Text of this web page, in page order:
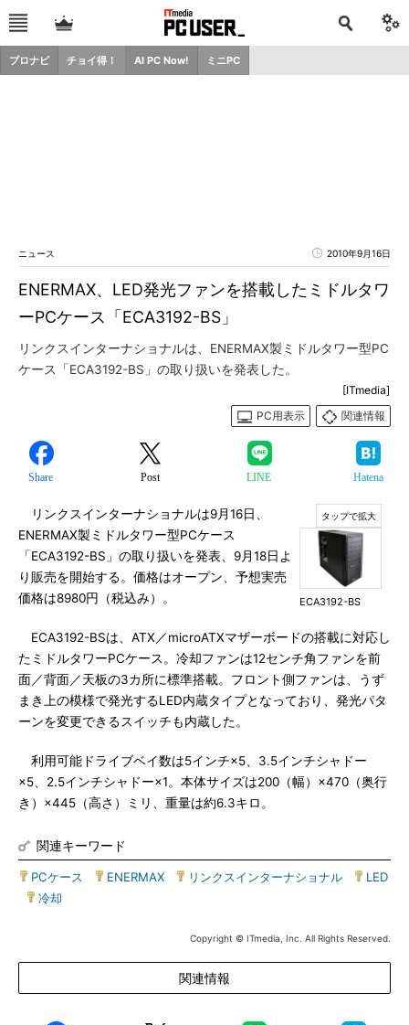
プロナビ チョイ得！ AI PC Now! ミニPC
ニュース 2010年9月16日
ENERMAX、LED発光ファンを搭載したミドルタワ
ーPCケース「ECA3192-BS」
リンクスインターナショナルは、ENERMAX製ミドルタワー型PC
ケース「ECA3192-BS」の取り扱いを発表した。
[ITmedia]
PC用表示
関連情報
Share Post LINE Hatena
ECA3192-BS
リンクスインターナショナルは9月16日、
ENERMAX製ミドルタワー型PCケース
「ECA3192-BS」の取り扱いを発表、9月18日よ
り販売を開始する。価格はオープン、予想実売
価格は8980円（税込み）。
ECA3192-BSは、ATX／microATXマザーボードの搭載に対応し
たミドルタワーPCケース。冷却ファンは12センチ角ファンを前
面／背面／天板の3カ所に標準搭載。フロント側ファンは、うず
まき上の模様で発光するLED内蔵タイプとなっており、発光パタ
ーンを変更できるスイッチも内蔵した。
利用可能ドライブベイ数は5インチ×5、3.5インチシャドー
×5、2.5インチシャドー×1。本体サイズは200（幅）×470（奥行
き）×445（高さ）ミリ、重量は約6.3キロ。
関連キーワード
PCケース ENERMAX リンクスインターナショナル
LED
冷却
Copyright © ITmedia, Inc. All Rights Reserved.
関連情報